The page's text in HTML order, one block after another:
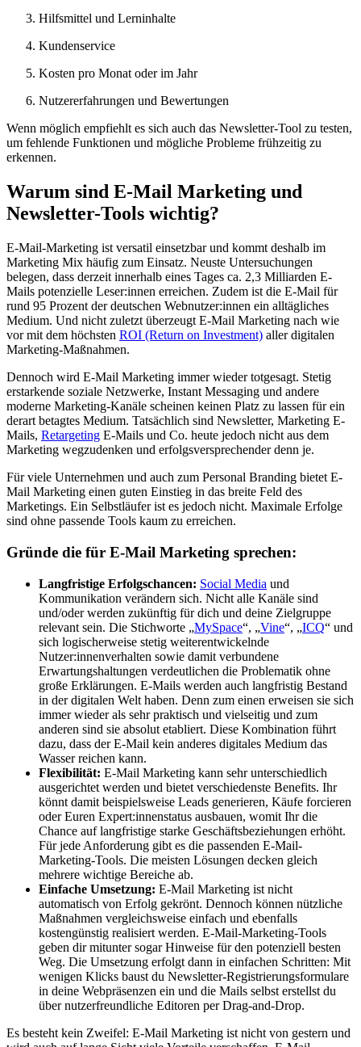
Hilfsmittel und Lerninhalte
Kundenservice
Kosten pro Monat oder im Jahr
Nutzererfahrungen und Bewertungen
Wenn möglich empfiehlt es sich auch das Newsletter-Tool zu testen,
um fehlende Funktionen und mögliche Probleme frühzeitig zu
erkennen.
Warum sind E-Mail Marketing und
Newsletter-Tools wichtig?
E-Mail-Marketing ist versatil einsetzbar und kommt deshalb im
Marketing Mix häufig zum Einsatz. Neuste Untersuchungen
belegen, dass derzeit innerhalb eines Tages ca. 2,3 Milliarden E-
Mails potenzielle Leser:innen erreichen. Zudem ist die E-Mail für
rund 95 Prozent der deutschen Webnutzer:innen ein alltägliches
Medium. Und nicht zuletzt überzeugt E-Mail Marketing nach wie
vor mit dem höchsten ROI (Return on Investment) aller digitalen
Marketing-Maßnahmen.
Dennoch wird E-Mail Marketing immer wieder totgesagt. Stetig
erstarkende soziale Netzwerke, Instant Messaging und andere
moderne Marketing-Kanäle scheinen keinen Platz zu lassen für ein
derart betagtes Medium. Tatsächlich sind Newsletter, Marketing E-
Mails, Retargeting E-Mails und Co. heute jedoch nicht aus dem
Marketing wegzudenken und erfolgsversprechender denn je.
Für viele Unternehmen und auch zum Personal Branding bietet E-
Mail Marketing einen guten Einstieg in das breite Feld des
Marketings. Ein Selbstläufer ist es jedoch nicht. Maximale Erfolge
sind ohne passende Tools kaum zu erreichen.
Gründe die für E-Mail Marketing sprechen:
Langfristige Erfolgschancen: Social Media und
Kommunikation verändern sich. Nicht alle Kanäle sind
und/oder werden zukünftig für dich und deine Zielgruppe
relevant sein. Die Stichworte „MySpace“, „Vine“, „ICQ“ und
sich logischerweise stetig weiterentwickelnde
Nutzer:innenverhalten sowie damit verbundene
Erwartungshaltungen verdeutlichen die Problematik ohne
große Erklärungen. E-Mails werden auch langfristig Bestand
in der digitalen Welt haben. Denn zum einen erweisen sie sich
immer wieder als sehr praktisch und vielseitig und zum
anderen sind sie absolut etabliert. Diese Kombination führt
dazu, dass der E-Mail kein anderes digitales Medium das
Wasser reichen kann.
Flexibilität: E-Mail Marketing kann sehr unterschiedlich
ausgerichtet werden und bietet verschiedenste Benefits. Ihr
könnt damit beispielsweise Leads generieren, Käufe forcieren
oder Euren Expert:innenstatus ausbauen, womit Ihr die
Chance auf langfristige starke Geschäftsbeziehungen erhöht.
Für jede Anforderung gibt es die passenden E-Mail-
Marketing-Tools. Die meisten Lösungen decken gleich
mehrere wichtige Bereiche ab.
Einfache Umsetzung: E-Mail Marketing ist nicht
automatisch von Erfolg gekrönt. Dennoch können nützliche
Maßnahmen vergleichsweise einfach und ebenfalls
kostengünstig realisiert werden. E-Mail-Marketing-Tools
geben dir mitunter sogar Hinweise für den potenziell besten
Weg. Die Umsetzung erfolgt dann in einfachen Schritten: Mit
wenigen Klicks baust du Newsletter-Registrierungsformulare
in deine Webpräsenzen ein und die Mails selbst erstellst du
über nutzerfreundliche Editoren per Drag-and-Drop.
Es besteht kein Zweifel: E-Mail Marketing ist nicht von gestern und